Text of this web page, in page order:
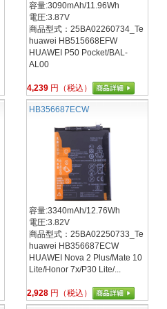
容量:3090mAh/11.96Wh
電圧:3.87V
商品型式：25BA02260734_Te
huawei HB515668EFW
HUAWEI P50 Pocket/BAL-
AL00
4,239 円（税込）
HB356687ECW
容量:3340mAh/12.76Wh
電圧:3.82V
商品型式：25BA02250733_Te
huawei HB356687ECW
HUAWEI Nova 2 Plus/Mate 10
Lite/Honor 7x/P30 Lite/...
2,928 円（税込）